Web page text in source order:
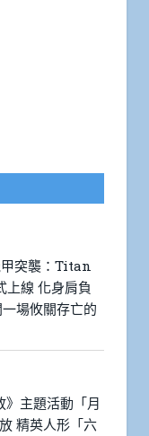
甲突襲：Titan
上線 化身肩負
場攸關存亡的
》主題活動「月
精英人形「六